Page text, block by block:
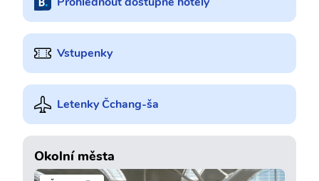
Vstupenky
Letenky Čchang-ša
Okolní města